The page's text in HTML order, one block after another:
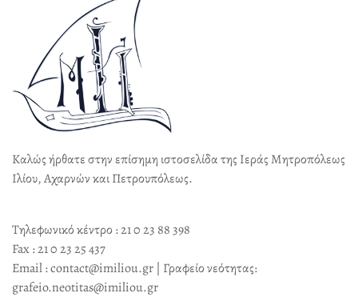
Καλώς ήρθατε στην επίσημη ιστοσελίδα της Ιεράς Μητροπόλεως
Ιλίου, Αχαρνών και Πετρουπόλεως.
Τηλεφωνικό κέντρο : 21 0 23 88 398
Fax : 21 0 23 25 437
Email : contact@imiliou.gr | Γραφείο νεότητας:
grafeio.neotitas@imiliou.gr